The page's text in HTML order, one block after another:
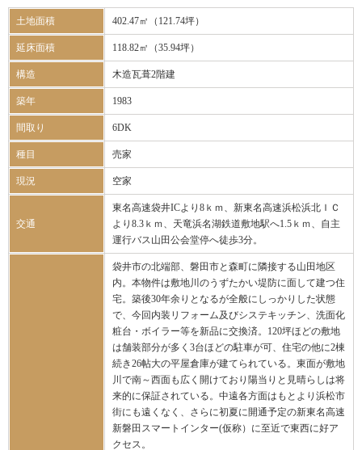
土地面積 402.47㎡（121.74坪）
延床面積 118.82㎡（35.94坪）
構造 木造瓦葺2階建
築年 1983
間取り 6DK
種目 売家
現況 空家
交通
東名高速袋井ICより8ｋｍ、新東名高速浜松浜北ＩＣ
より8.3ｋｍ、天竜浜名湖鉄道敷地駅へ1.5ｋｍ、自主
運行バス山田公会堂停へ徒歩3分。
袋井市の北端部、磐田市と森町に隣接する山田地区
内。本物件は敷地川のうずたかい堤防に面して建つ住
宅。築後30年余りとなるが全般にしっかりした状態
で、今回内装リフォーム及びシステキッチン、洗面化
粧台・ボイラー等を新品に交換済。120坪ほどの敷地
は舗装部分が多く3台ほどの駐車が可、住宅の他に2棟
続き26帖大の平屋倉庫が建てられている。東面が敷地
川で南～西面も広く開けており陽当りと見晴らしは将
来的に保証されている。中遠各方面はもとより浜松市
街にも遠くなく、さらに初夏に開通予定の新東名高速
新磐田スマートインター(仮称）に至近で東西に好ア
クセス。